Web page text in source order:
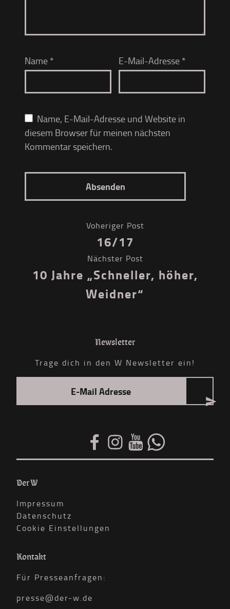
Name * E-Mail-Adresse *
Name, E-Mail-Adresse und Website in
diesem Browser für meinen nächsten
Kommentar speichern.
Voheriger Post
16/17
Nächster Post
10 Jahre „Schneller, höher,
Weidner“
Newsletter
Trage dich in den W Newsletter ein!
Der W
Impressum
Datenschutz
Cookie Einstellungen
Kontakt
Für Presseanfragen:
presse@der-w.de